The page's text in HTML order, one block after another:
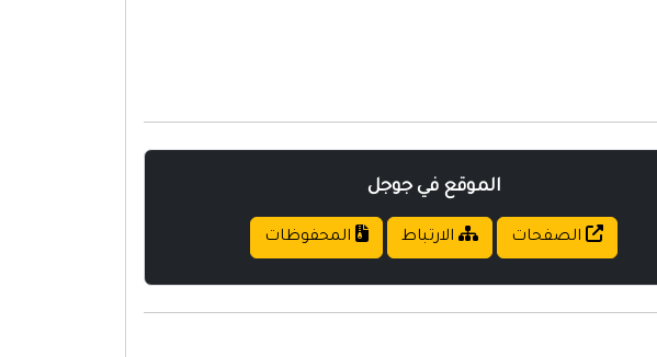
الموقع في جوجل
الصفحات الارتباط المحفوظات